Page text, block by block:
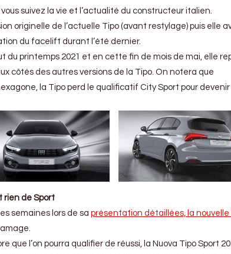
suivez la vie et l’actualité du constructeur italien.
originelle de l’actuelle Tipo (avant restylage) puis elle
du facelift durant l’été dernier.
du printemps 2021 et en cette fin de mois de mai, elle
côtés des autres versions de la Tipo. On notera que
la Tipo perd le qualificatif City Sport pour devenir
rien de Sport
semaines lors de sa présentation détaillées, la nouvelle
que l’on pourra qualifier de réussi, la Nuova Tipo Sport